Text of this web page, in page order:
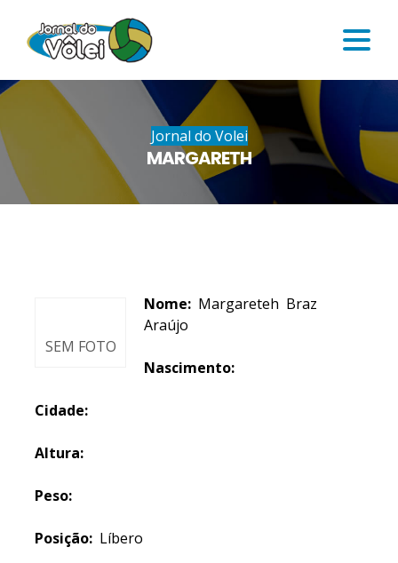
Jornal do Volei
MARGARETH
SEM FOTO
Nome: Margareteh Braz
Araújo
Nascimento:
Cidade:
Altura:
Peso:
Posição: Líbero